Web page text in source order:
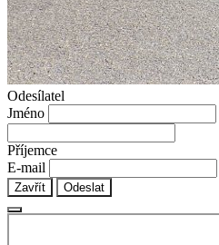
Odesílatel
Jméno
Příjemce
E-mail
Zavřít Odeslat